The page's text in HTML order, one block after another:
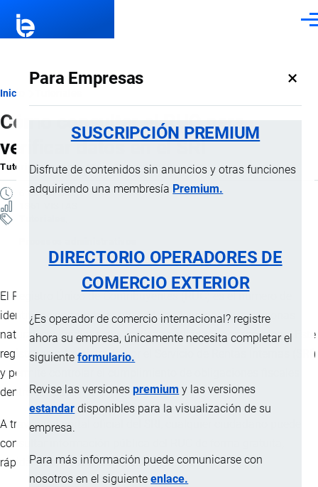
Para Empresas ×
SUSCRIPCIÓN PREMIUM
Disfrute de contenidos sin anuncios y otras funciones
adquiriendo una membresía Premium.
DIRECTORIO OPERADORES DE
COMERCIO EXTERIOR
¿Es operador de comercio internacional? registre
ahora su empresa, únicamente necesita completar el
siguienteformulario.
Revise las versionespremium y las versiones
estandar disponibles para la visualización de su
empresa.
Para más información puede comunicarse con
nosotros en el siguienteenlace.
Ruta
de
navegación
Inicio
Cómo consultar el RUC para
verificar datos en el SRI
Tutorialpor Jaime Mise, 20 Abril, 2026
6 MINUTOS
El Registro Único de Contribuyentes (RUC) es el número de
identificación tributaria utilizado en Ecuador para personas
naturales y jurídicas que realizan actividades económicas. Este
registro es administrado por el Servicio de Rentas Internas (SRI)
y permite controlar el cumplimiento de obligaciones fiscales
dentro del país.
A través del portal oficial del SRI, cualquier ciudadano puede
consultar información pública del RUC de forma gratuita,
rápida y sin necesidad de credenciales.